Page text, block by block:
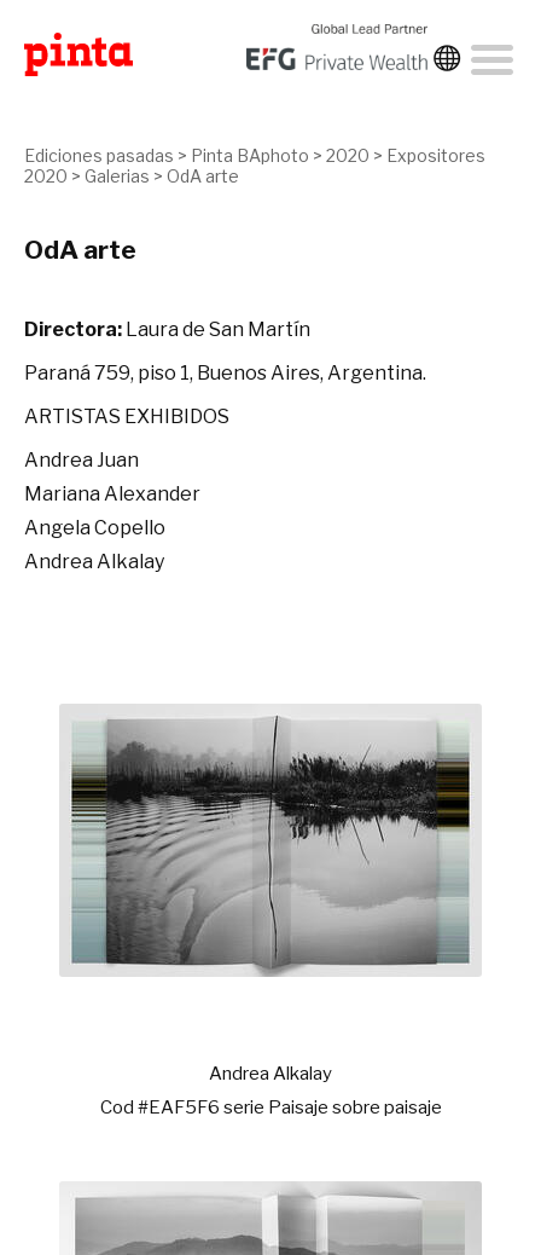
Ediciones pasadas > Pinta BAphoto > 2020 > Expositores
2020 > Galerias > OdA arte
OdA arte
Directora: Laura de San Martín
Paraná 759, piso 1, Buenos Aires, Argentina.
ARTISTAS EXHIBIDOS
Andrea Juan
Mariana Alexander
Angela Copello
Andrea Alkalay
Andrea Alkalay
Cod #EAF5F6 serie Paisaje sobre paisaje